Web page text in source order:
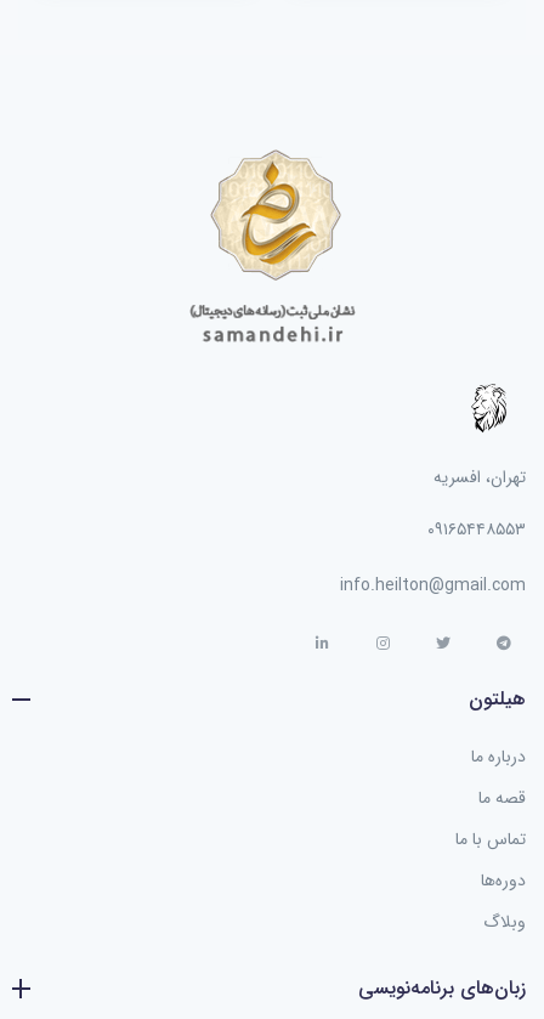
تهران، افسریه
۰۹۱۶۵۴۴۸۵۵۳
info.heilton@gmail.com
هیلتون
درباره ما
قصه ما
تماس با ما
دوره‌ها
وبلاگ
زبان‌های برنامه‌نویسی